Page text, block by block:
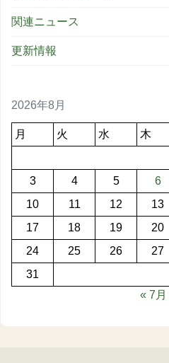
関連ニュース
更新情報
2026年8月
月 火 水 木
3
4 5 6
10
11 12 13
17
18 19 20
24
25 26 27
31
« 7月